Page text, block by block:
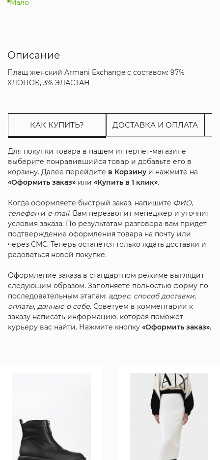
Мало
Описание
Плащ женский Armani Exchange с составом: 97%
ХЛОПОК, 3% ЭЛАСТАН
КАК КУПИТЬ? ДОСТАВКА И ОПЛАТА
Для покупки товара в нашем интернет-магазине
выберите понравившийся товар и добавьте его в
корзину. Далее перейдите в Корзинуи нажмите на
«Оформить заказ»или «Купить в 1 клик».
Когда оформляете быстрый заказ, напишите ФИО,
телефони e-mail. Вам перезвонит менеджер и уточнит
условия заказа. По результатам разговора вам придет
подтверждение оформления товара на почту или
через СМС. Теперь останется только ждать доставки и
радоваться новой покупке.
Оформление заказа в стандартном режиме выглядит
следующим образом. Заполняете полностью форму по
последовательным этапам: адрес, способ доставки,
оплаты, данные о себе. Советуем в комментарии к
заказу написать информацию, которая поможет
курьеру вас найти. Нажмите кнопку «Оформить заказ».